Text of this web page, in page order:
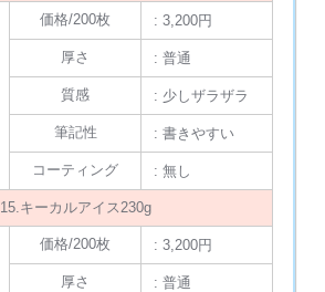
価格/200枚 : 3,200円
厚さ : 普通
質感 : 少しザラザラ
筆記性 : 書きやすい
コーティング : 無し
15.キーカルアイス230g
価格/200枚 : 3,200円
厚さ : 普通